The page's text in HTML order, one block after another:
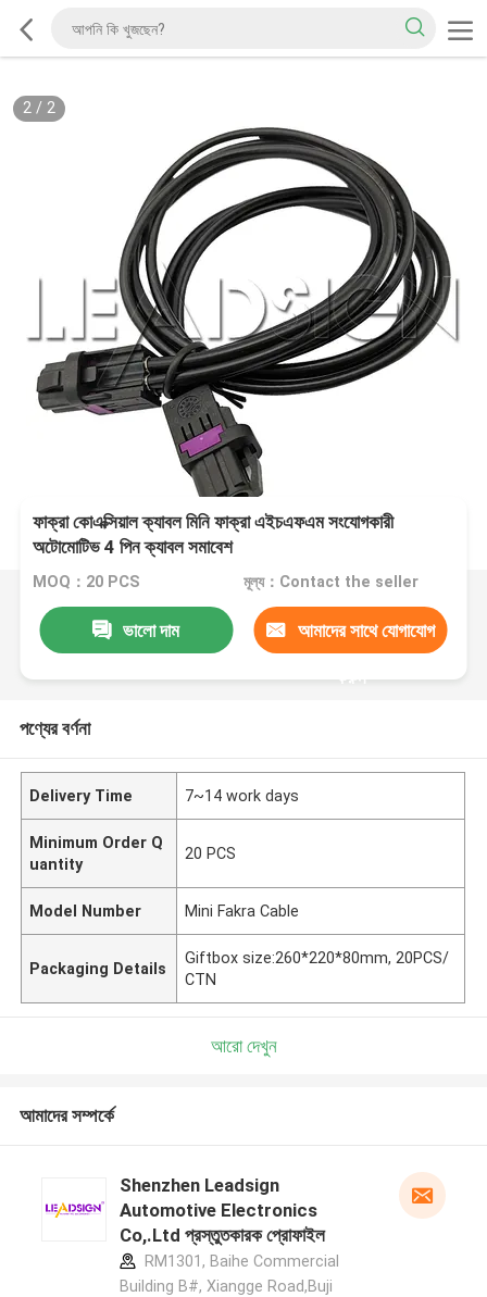
2/ 2
ফাক্রা কোএক্সিয়াল ক্যাবল মিনি ফাক্রা এইচএফএম সংযোগকারী
অটোমোটিভ 4 পিন ক্যাবল সমাবেশ
MOQ：20 PCS মূল্য：Contact the seller
ভালো দাম আমাদের সাথে যোগাযোগ
করুন
পণ্যের বর্ণনা
Delivery Time 7~14 work days
Minimum Order Q
uantity
20 PCS
Model Number Mini Fakra Cable
Packaging Details
Giftbox size:260*220*80mm, 20PCS/
CTN
আরো দেখুন
আমাদের সম্পর্কে
Shenzhen Leadsign
Automotive Electronics
Co,.Ltd প্রস্তুতকারক প্রোফাইল
RM1301, Baihe Commercial
Building B#, Xiangge Road,Buji